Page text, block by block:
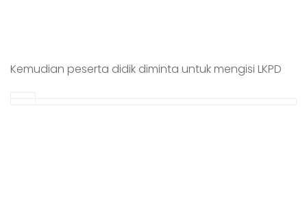
Kemudian peserta didik diminta untuk mengisi LKPD